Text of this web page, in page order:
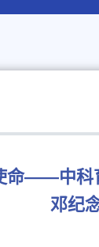
命——中科
邓纪